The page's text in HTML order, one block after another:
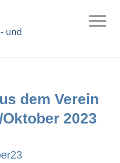
dem Verein
2023